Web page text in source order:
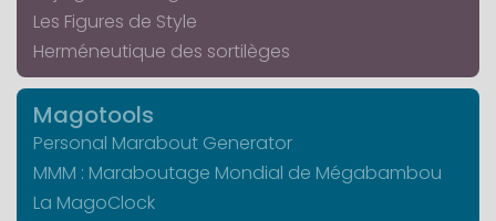
Les Figures de Style
Herméneutique des sortilèges
Magotools
Personal Marabout Generator
MMM : Maraboutage Mondial de Mégabambou
La MagoClock